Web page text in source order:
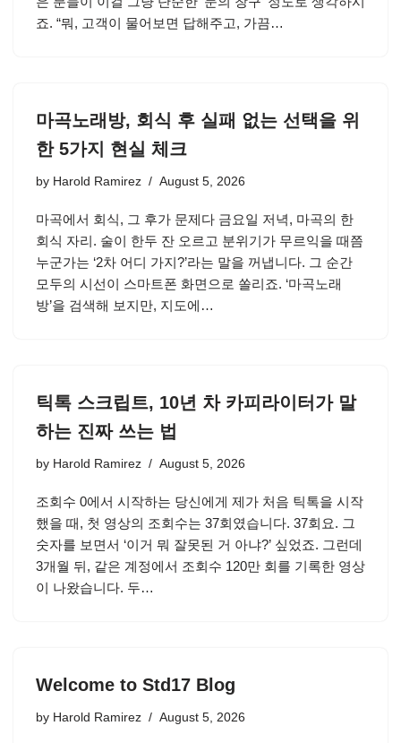
죠. “뭐, 고객이 물어보면 답해주고, 가끔…
마곡노래방, 회식 후 실패 없는 선택을 위
한 5가지 현실 체크
by Harold Ramirez August 5, 2026
마곡에서 회식, 그 후가 문제다 금요일 저녁, 마곡의 한
회식 자리. 술이 한두 잔 오르고 분위기가 무르익을 때쯤
누군가는 ‘2차 어디 가지?’라는 말을 꺼냅니다. 그 순간
모두의 시선이 스마트폰 화면으로 쏠리죠. ‘마곡노래
방’을 검색해 보지만, 지도에…
틱톡 스크립트, 10년 차 카피라이터가 말
하는 진짜 쓰는 법
by Harold Ramirez August 5, 2026
조회수 0에서 시작하는 당신에게 제가 처음 틱톡을 시작
했을 때, 첫 영상의 조회수는 37회였습니다. 37회요. 그
숫자를 보면서 ‘이거 뭐 잘못된 거 아냐?’ 싶었죠. 그런데
3개월 뒤, 같은 계정에서 조회수 120만 회를 기록한 영상
이 나왔습니다. 두…
Welcome to Std17 Blog
by Harold Ramirez August 5, 2026